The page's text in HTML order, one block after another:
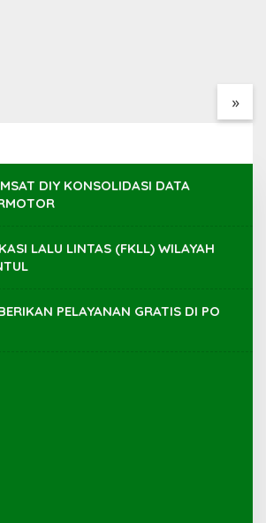
»
DIY KONSOLIDASI DATA
LALU LINTAS (FKLL) WILAYAH
PELAYANAN GRATIS DI PO